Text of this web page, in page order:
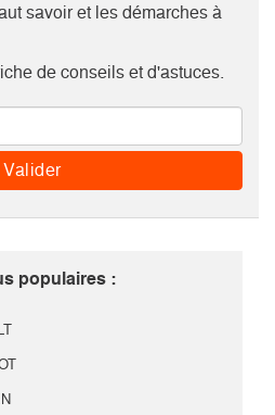
savoir et les démarches à
de conseils et d'astuces.
populaires :